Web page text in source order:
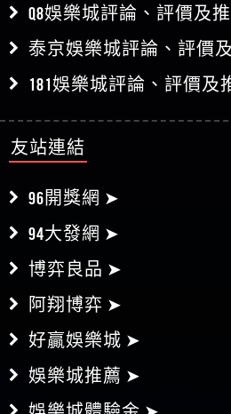
Q8娛樂城評論、評價及
泰京娛樂城評論、評價
181娛樂城評論、評價
友站連結
96開獎網 ➤
94大發網 ➤
博弈良品 ➤
阿翔博弈 ➤
好贏娛樂城 ➤
娛樂城推薦 ➤